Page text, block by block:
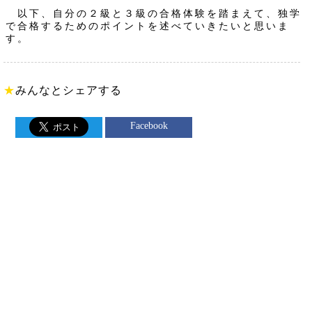
以下、自分の２級と３級の合格体験を踏まえて、独学
で合格するためのポイントを述べていきたいと思いま
す。
★みんなとシェアする
Facebook